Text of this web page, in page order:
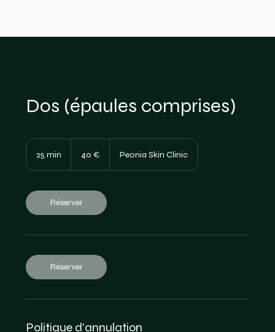
Dos (épaules comprises)
25 min
i
n
40 € Peonia Skin Clinic
Réserver
Réserver
Politique d'annulation